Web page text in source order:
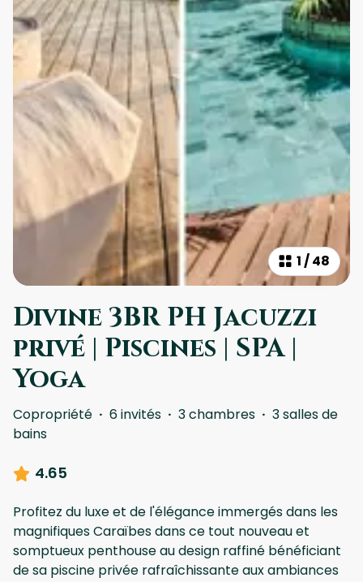
1/48
Divine 3BR PH Jacuzzi
privé | Piscines | SPA |
Yoga
Copropriété · 6 invités · 3 chambres · 3 salles de
bains
4.65
Profitez du luxe et de l'élégance immergés dans les
magnifiques Caraïbes dans ce tout nouveau et
somptueux penthouse au design raffiné bénéficiant
de sa piscine privée rafraîchissante aux ambiances